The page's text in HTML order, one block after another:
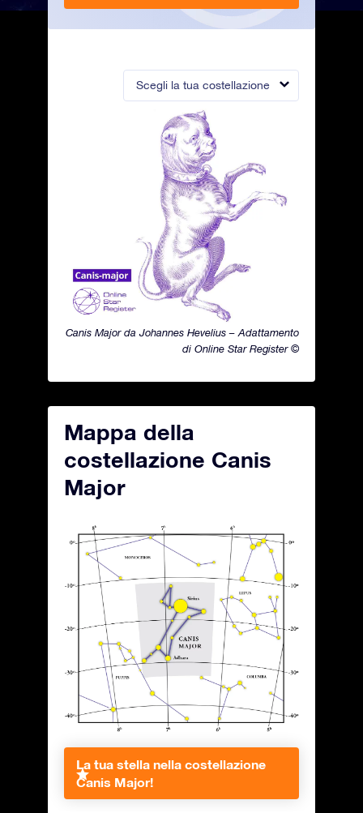
Scegli la tua costellazione
Canis Major da Johannes Hevelius – Adattamento
di Online Star Register ©
Mappa della
costellazione Canis
Major
La tua stella nella costellazione
Canis Major!